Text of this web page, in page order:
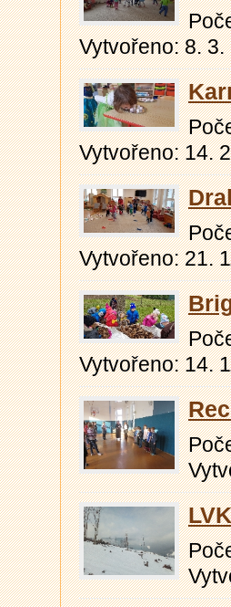
Vytvořeno: 8. 3.
Vytvořeno: 14.
Vytvořeno: 21.
Vytvořeno: 14.
LVK